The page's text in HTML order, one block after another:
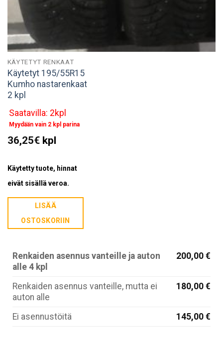
KÄYTETYT RENKAAT
Käytetyt 195/55R15
Kumho nastarenkaat
2 kpl
Saatavilla: 2kpl
Myydään vain 2 kpl parina
36,25€kpl
Käytetty tuote, hinnat
eivät sisällä veroa.
LISÄÄ
OSTOSKORIIN
Renkaiden asennus vanteille ja auton
alle 4 kpl
200,00 €
Renkaiden asennus vanteille, mutta ei
auton alle
180,00 €
Ei asennustöitä 145,00 €